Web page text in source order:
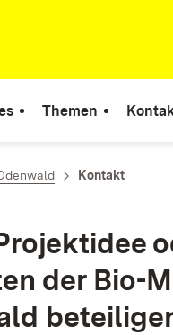
Themen
Kontakt
der Bio-